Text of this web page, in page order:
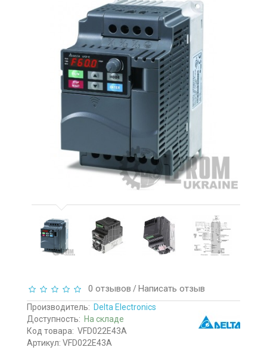
0 отзывов / Написать отзыв
Производитель: Delta Electronics
Доступность: На складе
Код товара: VFD022E43A
Артикул: VFD022E43A